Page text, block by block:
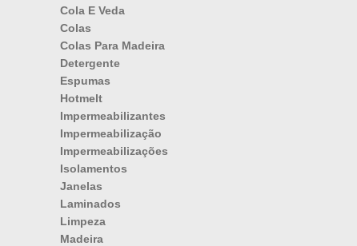
Cola E Veda
Colas
Colas Para Madeira
Detergente
Espumas
Hotmelt
Impermeabilizantes
Impermeabilização
Impermeabilizações
Isolamentos
Janelas
Laminados
Limpeza
Madeira